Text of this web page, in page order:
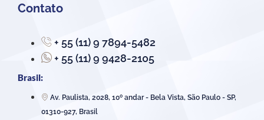
Contato
+ 55 (11) 9 7894-5482
+ 55 (11) 9 9428-2105
Brasil:
Av. Paulista, 2028, 10º andar - Bela Vista, São Paulo - SP,
01310-927, Brasil